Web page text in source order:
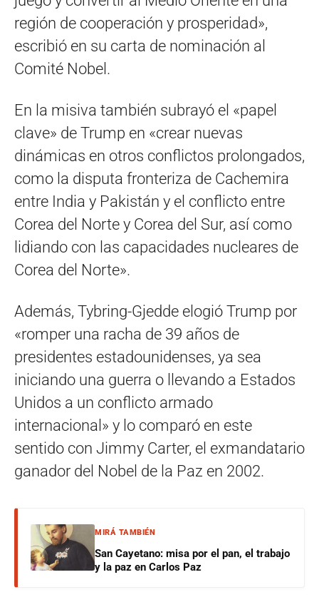
región de cooperación y prosperidad»,
escribió en su carta de nominación al
Comité Nobel.
En la misiva también subrayó el «papel
clave» de Trump en «crear nuevas
dinámicas en otros conflictos prolongados,
como la disputa fronteriza de Cachemira
entre India y Pakistán y el conflicto entre
Corea del Norte y Corea del Sur, así como
lidiando con las capacidades nucleares de
Corea del Norte».
Además, Tybring-Gjedde elogió Trump por
«romper una racha de 39 años de
presidentes estadounidenses, ya sea
iniciando una guerra o llevando a Estados
Unidos a un conflicto armado
internacional» y lo comparó en este
sentido con Jimmy Carter, el exmandatario
ganador del Nobel de la Paz en 2002.
MIRÁ TAMBIÉN
San Cayetano: misa por el pan, el trabajo
y la paz en Carlos Paz